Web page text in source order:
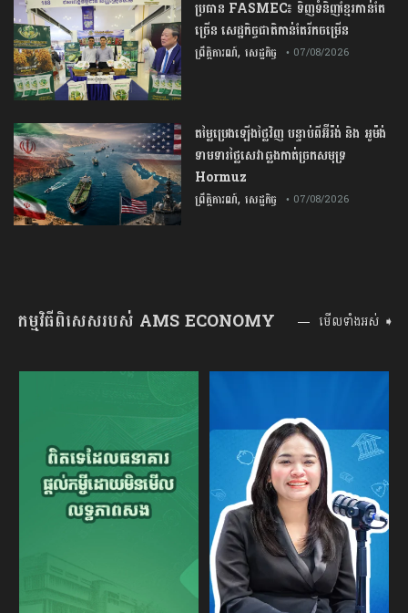
ប្រធាន​​ ​FASMEC​៖​ ​ទិញ​ទំនិញ​ខ្មែរ​កាន់តែ​
ច្រើន​ ​សេដ្ឋកិច្ច​ជាតិ​កាន់តែ​រីកចម្រើន​
ព្រឹត្តិការណ៍, សេដ្ឋកិច្ច • 07/08/2026
តម្លៃប្រេងឡើងថ្លៃវិញ បន្ទាប់ពីអ៊ីរ៉ង់ និង អូម៉ង់
ទាមទារថ្លៃសេវាឆ្លងកាត់ច្រកសមុទ្រ
Hormuz
ព្រឹត្តិការណ៍, សេដ្ឋកិច្ច • 07/08/2026
កម្មវិធីពិសេសរបស់ AMS ECONOMY មើលទាំងអស់ ➧